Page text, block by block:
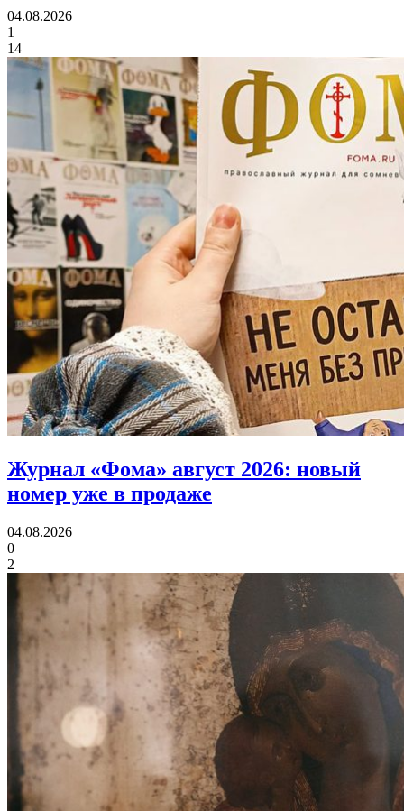
04.08.2026
1
14
Журнал «Фома» август 2026: новый
номер уже в продаже
04.08.2026
0
2